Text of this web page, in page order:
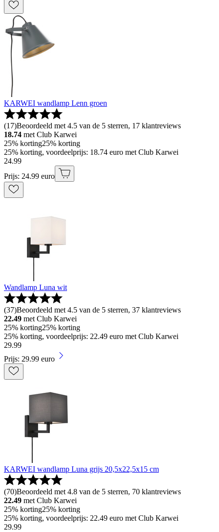
KARWEI wandlamp Lenn groen
(17)Beoordeeld met 4.5 van de 5 sterren, 17 klantreviews
18.74 met Club Karwei
25% korting25% korting
25% korting, voordeelprijs: 18.74 euro met Club Karwei
24.99
Prijs: 24.99 euro
Wandlamp Luna wit
(37)Beoordeeld met 4.5 van de 5 sterren, 37 klantreviews
22.49 met Club Karwei
25% korting25% korting
25% korting, voordeelprijs: 22.49 euro met Club Karwei
29.99
Prijs: 29.99 euro
KARWEI wandlamp Luna grijs 20,5x22,5x15 cm
(70)Beoordeeld met 4.8 van de 5 sterren, 70 klantreviews
22.49 met Club Karwei
25% korting25% korting
25% korting, voordeelprijs: 22.49 euro met Club Karwei
29.99